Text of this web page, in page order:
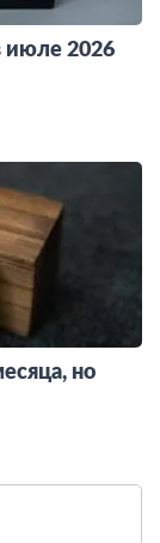
июле 2026
но